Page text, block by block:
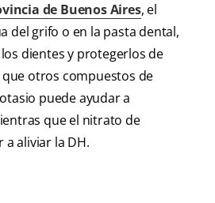
de Buenos Aires, el
del grifo o en la pasta dental,
dientes y protegerlos de
que otros compuestos de
puede ayudar a
que el nitrato de
aliviar la DH.